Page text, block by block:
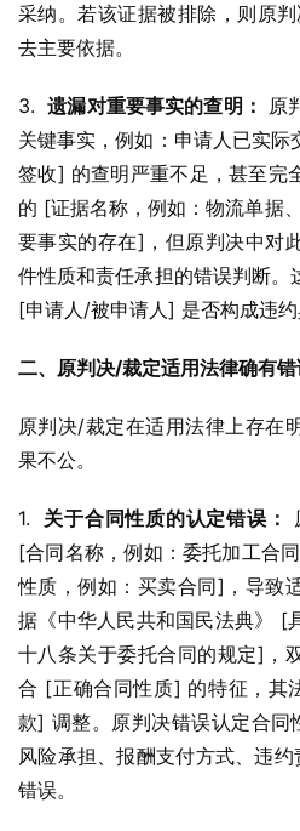
采纳。若该证据被排除，则原
去主要依据。
3. 遗漏对重要事实的查明： 原
关键事实，例如：申请人已实
签收] 的查明严重不足，甚至完
的 [证据名称，例如：物流单据
要事实的存在]，但原判决中对
件性质和责任承担的错误判断。
[申请人/被申请人] 是否构成违约
二、原判决/裁定适用法律确有错
原判决/裁定在适用法律上存在
果不公。
1. 关于合同性质的认定错误：
[合同名称，例如：委托加工合
性质，例如：买卖合同]，导致
据《中华人民共和国民法典》 [
十八条关于委托合同的规定]，
合 [正确合同性质] 的特征，其
款] 调整。原判决错误认定合同
风险承担、报酬支付方式、违
错误。